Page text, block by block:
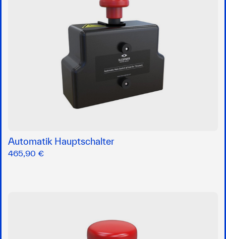
Automatik Hauptschalter
465,90 €